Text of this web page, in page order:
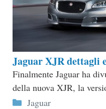
Jaguar XJR dettagli
Finalmente Jaguar ha
della nuova XJR, la
Categorie
Jaguar